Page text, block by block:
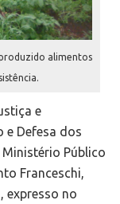
alimentos
e
e Defesa dos
Público
Franceschi,
expresso no